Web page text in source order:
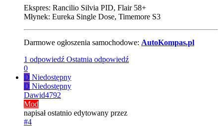
Ekspres: Rancilio Silvia PID, Flair 58+
Młynek: Eureka Single Dose, Timemore S3
Darmowe ogłoszenia samochodowe: AutoKompas.pl
1 odpowiedź Ostatnia odpowiedź
0
D Niedostępny
D Niedostępny
Dawid4792
Mod
napisałostatnio edytowany przez
#4